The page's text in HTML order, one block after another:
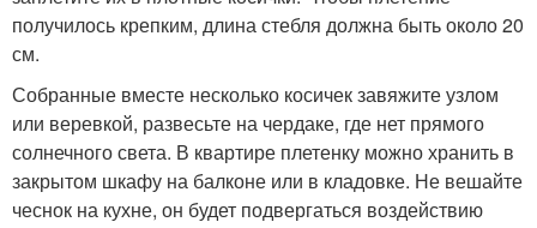
получилось крепким, длина стебля должна быть около 20
см.
Собранные вместе несколько косичек завяжите узлом
или веревкой, развесьте на чердаке, где нет прямого
солнечного света. В квартире плетенку можно хранить в
закрытом шкафу на балконе или в кладовке. Не вешайте
чеснок на кухне, он будет подвергаться воздействию